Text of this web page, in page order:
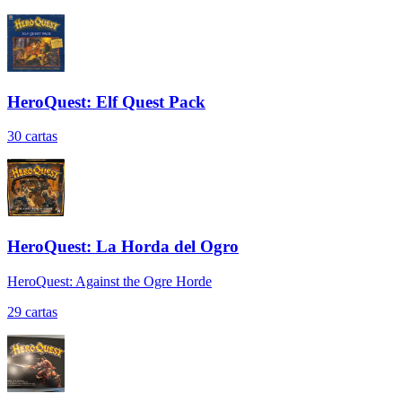
HeroQuest: Elf Quest Pack
30 cartas
HeroQuest: La Horda del Ogro
HeroQuest: Against the Ogre Horde
29 cartas